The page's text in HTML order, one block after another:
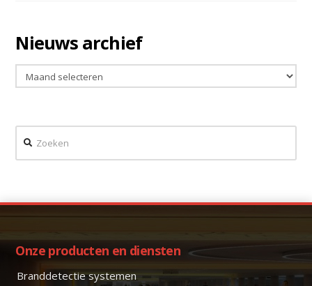
Nieuws archief
Nieuws
archief
Onze producten en diensten
Branddetectie systemen